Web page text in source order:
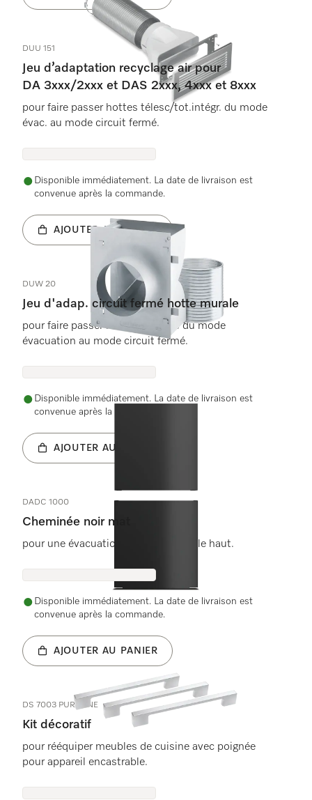
DUU 151
Jeu d’adaptation recyclage air pour
DA 3xxx/2xxx et DAS 2xxx, 4xxx et 8xxx
pour faire passer hottes télesc/tot.intégr. du mode
évac. au mode circuit fermé.
Disponible immédiatement. La date de livraison est
convenue après la commande.
AJOUTER AU PANIER
DUW 20
Jeu d'adap. circuit fermé hotte murale
pour faire passer hottes murales du mode
évacuation au mode circuit fermé.
Disponible immédiatement. La date de livraison est
convenue après la commande.
AJOUTER AU PANIER
DADC 1000
Cheminée noir mat
pour une évacuation d&#39;air par le haut.
Disponible immédiatement. La date de livraison est
convenue après la commande.
AJOUTER AU PANIER
DS 7003 PURELINE
Kit décoratif
pour rééquiper meubles de cuisine avec poignée
pour appareil encastrable.